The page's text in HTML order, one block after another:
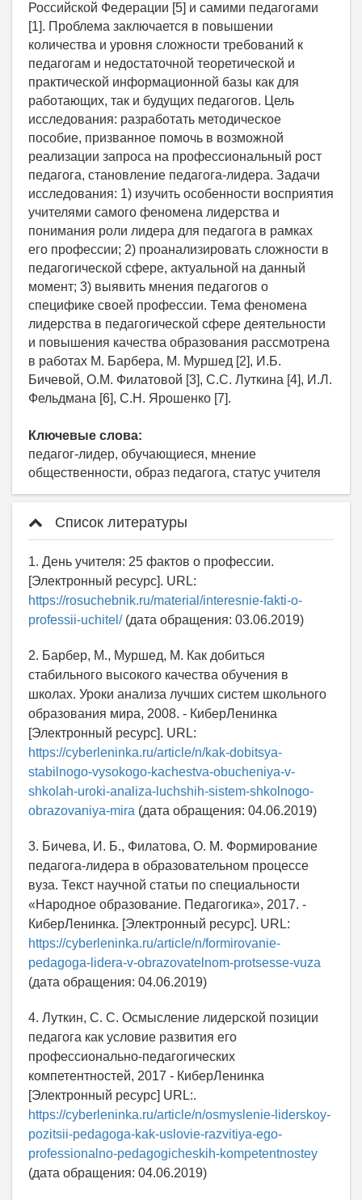
Российской Федерации [5] и самими педагогами
[1]. Проблема заключается в повышении
количества и уровня сложности требований к
педагогам и недостаточной теоретической и
практической информационной базы как для
работающих, так и будущих педагогов. Цель
исследования: разработать методическое
пособие, призванное помочь в возможной
реализации запроса на профессиональный рост
педагога, становление педагога-лидера. Задачи
исследования: 1) изучить особенности восприятия
учителями самого феномена лидерства и
понимания роли лидера для педагога в рамках
его профессии; 2) проанализировать сложности в
педагогической сфере, актуальной на данный
момент; 3) выявить мнения педагогов о
специфике своей профессии. Тема феномена
лидерства в педагогической сфере деятельности
и повышения качества образования рассмотрена
в работах М. Барбера, М. Муршед [2], И.Б.
Бичевой, О.М. Филатовой [3], С.С. Луткина [4], И.Л.
Фельдмана [6], С.Н. Ярошенко [7].
Ключевые слова:
педагог-лидер, обучающиеся, мнение
общественности, образ педагога, статус учителя
Список литературы
1. День учителя: 25 фактов о профессии.
[Электронный ресурс]. URL:
https://rosuchebnik.ru/material/interesnie-fakti-o-
professii-uchitel/(дата обращения: 03.06.2019)
2. Барбер, М., Муршед, М. Как добиться
стабильного высокого качества обучения в
школах. Уроки анализа лучших систем школьного
образования мира, 2008. - КиберЛенинка
[Электронный ресурс]. URL:
https://cyberleninka.ru/article/n/kak-dobitsya-
stabilnogo-vysokogo-kachestva-obucheniya-v-
shkolah-uroki-analiza-luchshih-sistem-shkolnogo-
obrazovaniya-mira (дата обращения: 04.06.2019)
3. Бичева, И. Б., Филатова, О. М. Формирование
педагога-лидера в образовательном процессе
вуза. Текст научной статьи по специальности
«Народное образование. Педагогика», 2017. -
КиберЛенинка. [Электронный ресурс]. URL:
https://cyberleninka.ru/article/n/formirovanie-
pedagoga-lidera-v-obrazovatelnom-protsesse-vuza
(дата обращения: 04.06.2019)
4. Луткин, С. С. Осмысление лидерской позиции
педагога как условие развития его
профессионально-педагогических
компетентностей, 2017 - КиберЛенинка
[Электронный ресурс] URL:.
https://cyberleninka.ru/article/n/osmyslenie-liderskoy-
pozitsii-pedagoga-kak-uslovie-razvitiya-ego-
professionalno-pedagogicheskih-kompetentnostey
(дата обращения: 04.06.2019)